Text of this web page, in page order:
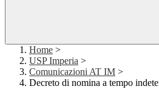
Home >
USP Imperia >
Comunicazioni AT IM >
Decreto di nomina a tempo